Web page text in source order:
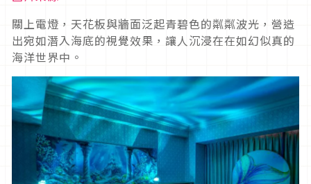
關上電燈，天花板與牆面泛起青碧色的粼粼波光，營造
出宛如潛入海底的視覺效果，讓人沉浸在在如幻似真的
海洋世界中。